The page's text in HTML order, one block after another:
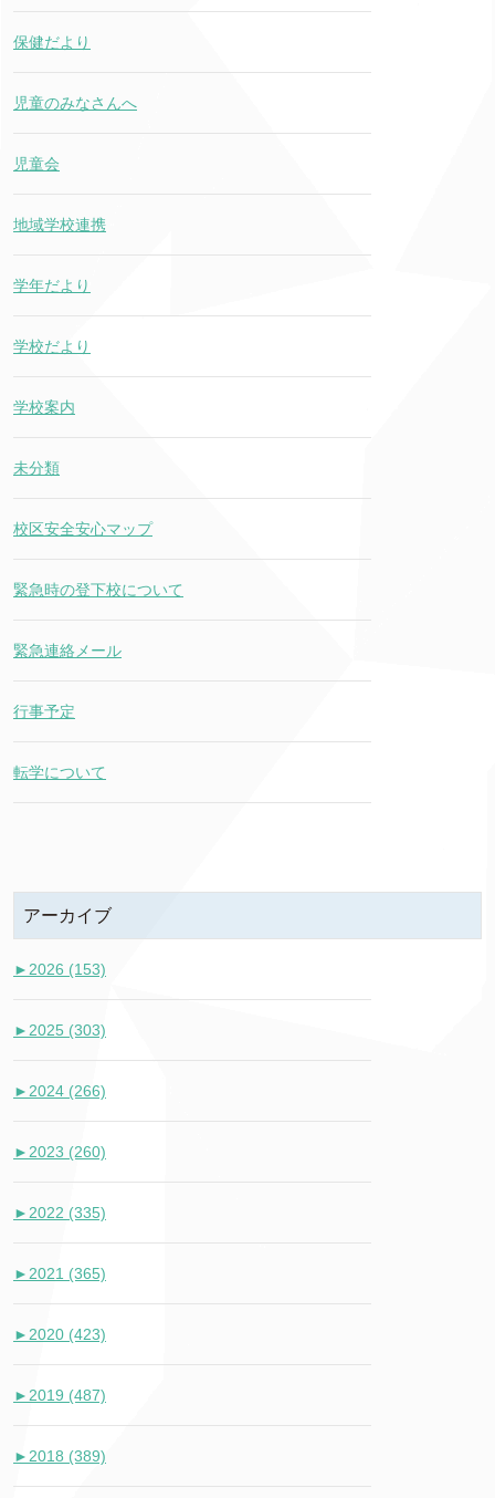
保健だより
児童のみなさんへ
児童会
地域学校連携
学年だより
学校だより
学校案内
未分類
校区安全安心マップ
緊急時の登下校について
緊急連絡メール
行事予定
転学について
アーカイブ
► 2026 (153)
► 2025 (303)
► 2024 (266)
► 2023 (260)
► 2022 (335)
► 2021 (365)
► 2020 (423)
► 2019 (487)
► 2018 (389)